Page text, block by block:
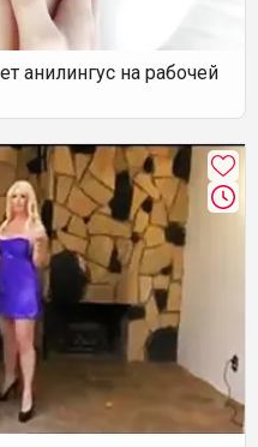
анилингус на рабочей